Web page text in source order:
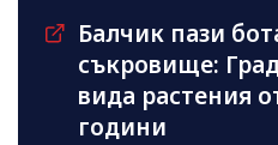
Балчик пази
съкровище:
вида растения
години